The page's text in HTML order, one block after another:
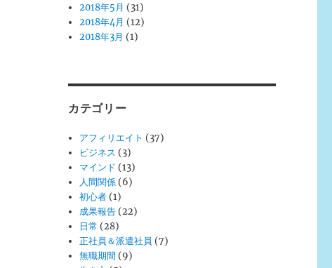
2018年5月 (31)
2018年4月 (12)
2018年3月 (1)
カテゴリー
アフィリエイト (37)
ビジネス (3)
マインド (13)
人間関係 (6)
初心者 (1)
成果報告 (22)
日常 (28)
正社員＆派遣社員 (7)
無職期間 (9)